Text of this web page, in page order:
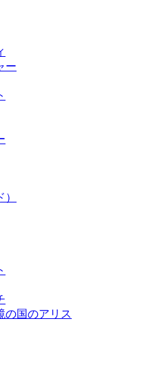
ー
の国のアリス